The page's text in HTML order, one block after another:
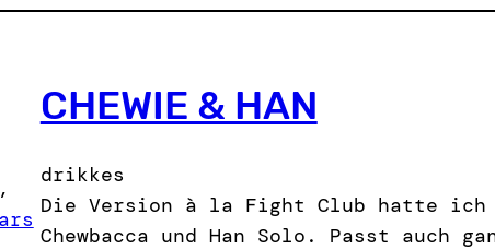
CHEWIE & HAN
drikkes
Die Version à la Fight Club hatte ich
Chewbacca und Han Solo. Passt auch